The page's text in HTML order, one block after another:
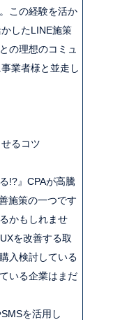
この経験を活か
したLINE施策
の理想のコミュ
業者様と並走し
るコツ
!?』CPAが高騰
施策の一つです
かもしれませ
を改善する取
入検討している
いる企業はまだ
を活用し